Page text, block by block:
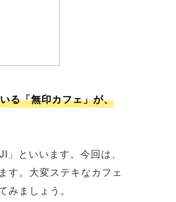
る「無印カフェ」が、
といいます。今回は、
す。大変ステキなカフェ
ましょう。